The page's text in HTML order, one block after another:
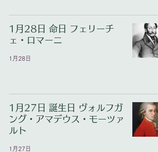
1月28日 命日 フェリーチ
ェ・ロマーニ
1月28日
1月27日 誕生日 ヴォルフガ
ング・アマデウス・モーツァ
ルト
1月27日